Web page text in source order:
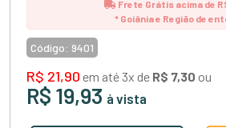
Frete Grátis acima de
* Goiânia e Região de
Código: 9401
R$ 21,90 em até 3x de R$ 7,30 ou
R$ 19,93 à vista